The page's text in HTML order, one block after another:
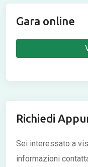
Gara online
Richiedi
Sei interessato a
informazioni